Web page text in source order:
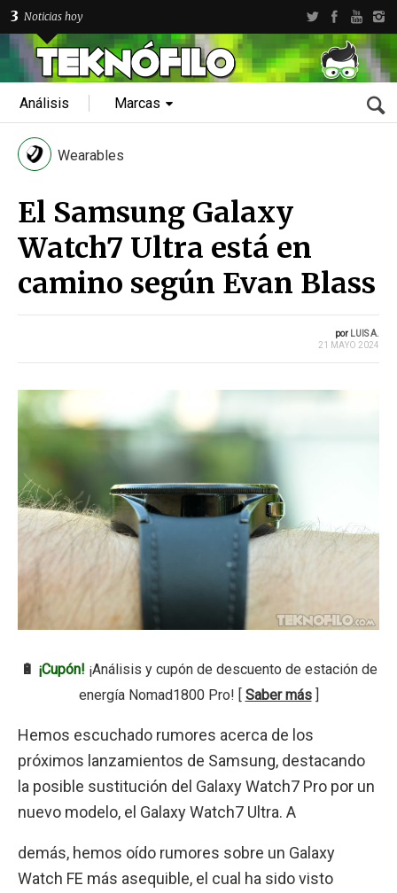
3 Noticias hoy
Análisis Marcas
Wearables
El Samsung Galaxy
Watch7 Ultra está en
camino según Evan Blass
por LUIS A.
21 MAYO 2024
🔋 ¡Cupón! ¡Análisis y cupón de descuento de estación de
energía Nomad1800 Pro! [ Saber más]
Hemos escuchado rumores acerca de los
próximos lanzamientos de Samsung, destacando
la posible sustitución del Galaxy Watch7 Pro por un
nuevo modelo, el Galaxy Watch7 Ultra. A
demás, hemos oído rumores sobre un Galaxy
Watch FE más asequible, el cual ha sido visto